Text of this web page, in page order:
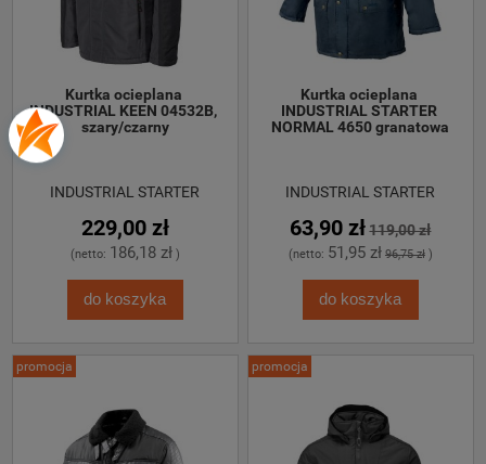
Kurtka ocieplana
INDUSTRIAL KEEN 04532B,
szary/czarny
INDUSTRIAL STARTER
229,00 zł
(netto: 186,18 zł)
do koszyka
Kurtka ocieplana
INDUSTRIAL STARTER
NORMAL 4650 granatowa
INDUSTRIAL STARTER
63,90 zł 119,00 zł
(netto: 51,95 zł 96,75 zł)
do koszyka
promocja promocja